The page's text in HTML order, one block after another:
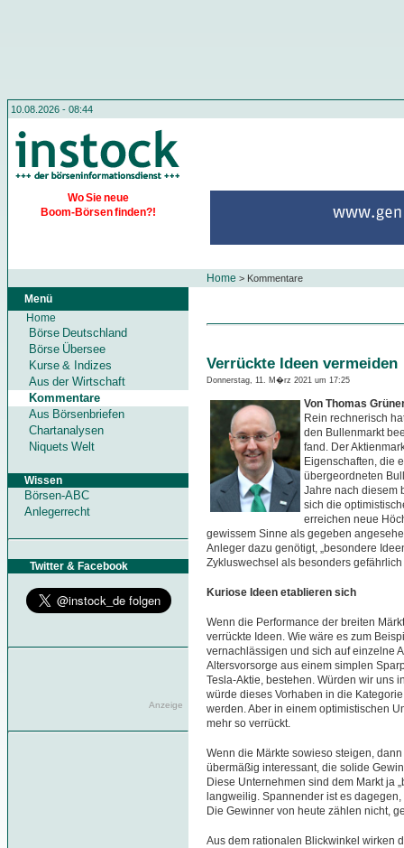
10.08.2026 - 08:44
Wo Sie neue
Boom-Börsen finden?!
Home > Kommentare
Menü
Home
Börse Deutschland
Börse Übersee
Kurse & Indizes
Aus der Wirtschaft
Kommentare
Aus Börsenbriefen
Chartanalysen
Niquets Welt
Wissen
Börsen-ABC
Anlegerrecht
Twitter & Facebook
Anzeige
Verrückte Ideen vermeiden
Donnerstag, 11. M�rz 2021 um 17:25
Von Thomas
Rein rechnerisch
den Bullenmarkt
fand. Der
Eigenschaften, die
übergeordneten
Jahre nach diesem
sich die
erreichen neue
gewissem Sinne als gegeben
Anleger dazu genötigt, „besondere
Zykluswechsel als besonders
Kuriose Ideen etablieren sich
Wenn die Performance der breiten
verrückte Ideen. Wie wäre es zum
vernachlässigen und sich auf einzelne
Altersvorsorge aus einem simplen
Tesla-Aktie, bestehen. Würden wir uns
würde dieses Vorhaben in die
werden. Aber in einem optimistischen
mehr so verrückt.
Wenn die Märkte sowieso steigen,
übermäßig interessant, die solide
Diese Unternehmen sind dem Markt ja
langweilig. Spannender ist es
Die Gewinner von heute zählen nicht,
Aus dem rationalen Blickwinkel wirken